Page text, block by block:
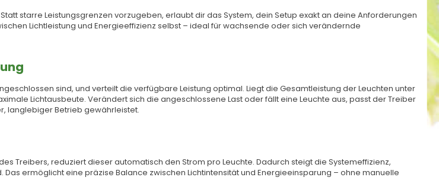
starre Leistungsgrenzen vorzugeben, erlaubt dir das System, dein Setup exakt an deine Anforderungen
Lichtleistung und Energieeffizienz selbst – ideal für wachsende oder sich verändernde
sind, und verteilt die verfügbare Leistung optimal. Liegt die Gesamtleistung der Leuchten unter
Lichtausbeute. Verändert sich die angeschlossene Last oder fällt eine Leuchte aus, passt der Treiber
langlebiger Betrieb gewährleistet.
Treibers, reduziert dieser automatisch den Strom pro Leuchte. Dadurch steigt die Systemeffizienz,
ermöglicht eine präzise Balance zwischen Lichtintensität und Energieeinsparung – ohne manuelle